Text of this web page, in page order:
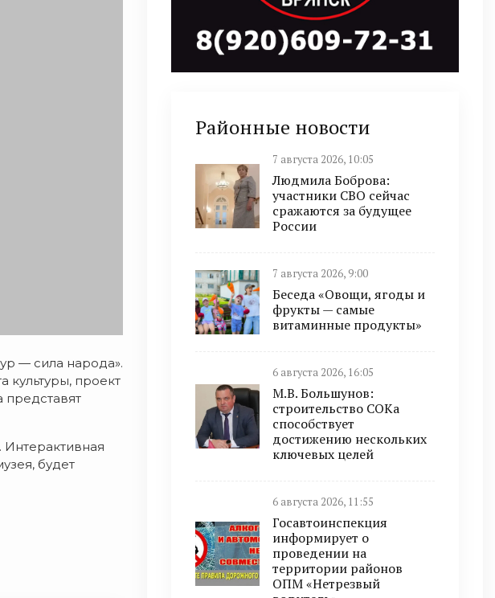
— сила народа».
культуры, проект
будет
Районные новости
7 августа 2026, 10:05
Людмила Боброва:
участники СВО сейчас
сражаются за будущее
России
7 августа 2026, 9:00
Беседа «Овощи, ягоды и
фрукты — самые
витаминные продукты»
6 августа 2026, 16:05
М.В. Большунов:
строительство СОКа
способствует
достижению нескольких
ключевых целей
6 августа 2026, 11:55
Госавтоинспекция
информирует о
проведении на
территории районов
ОПМ «Нетрезвый